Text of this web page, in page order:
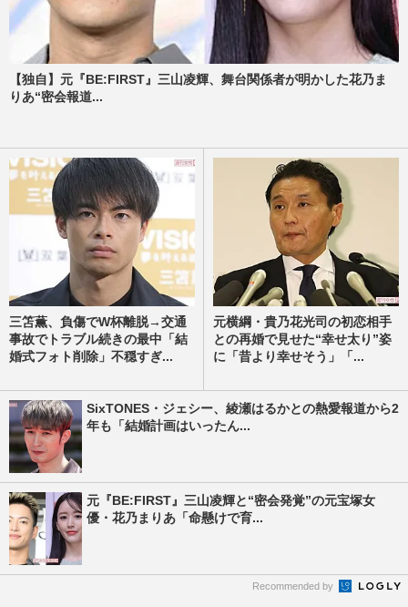
【独自】元『BE:FIRST』三山凌輝、舞台関係者が明かした花乃ま
りあ“密会報道...
三笘薫、負傷でW杯離脱→交通
事故でトラブル続きの最中「結
婚式フォト削除」不穏すぎ...
元横綱・貴乃花光司の初恋相手
との再婚で見せた“幸せ太り”姿
に「昔より幸せそう」「...
SixTONES・ジェシー、綾瀬はるかとの熱愛報道から2
年も「結婚計画はいったん...
元『BE:FIRST』三山凌輝と“密会発覚”の元宝塚女
優・花乃まりあ「命懸けで育...
Recommended by